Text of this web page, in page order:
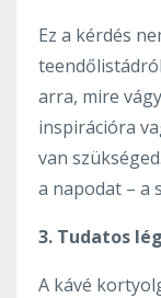
Ez a kérdés
arra, mire
inspirációra
van
a napodat – a
3. Tudatos
A kávé